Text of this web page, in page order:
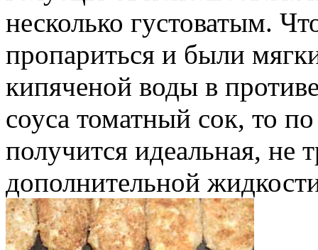
несколько густоватым.
пропариться и были
кипяченой воды в
соуса томатный сок, то
получится идеальная, не
дополнительной